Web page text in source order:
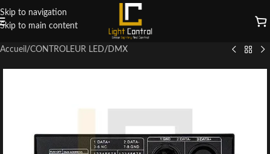
Skip to navigation
Skip to main content
Accueil /CONTROLEUR LED/ DMX